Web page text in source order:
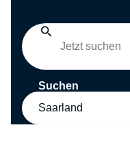
Suchen
Saarland